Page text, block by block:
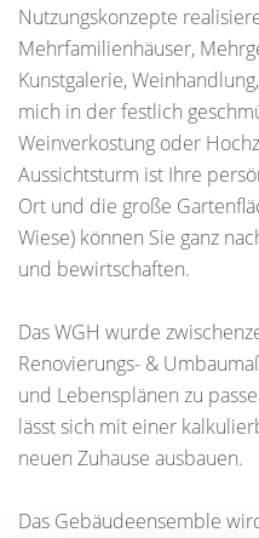
Nutzungskonzepte
Mehrfamilienhäuser,
Kunstgalerie,
mich in der festlich
Weinverkostung oder
Aussichtsturm ist Ihre
Ort und die große
Wiese) können Sie ganz
und bewirtschaften.
Das WGH wurde
Renovierungs- &
und Lebensplänen zu
lässt sich mit einer
neuen Zuhause ausbauen.
Das Gebäudeensemble